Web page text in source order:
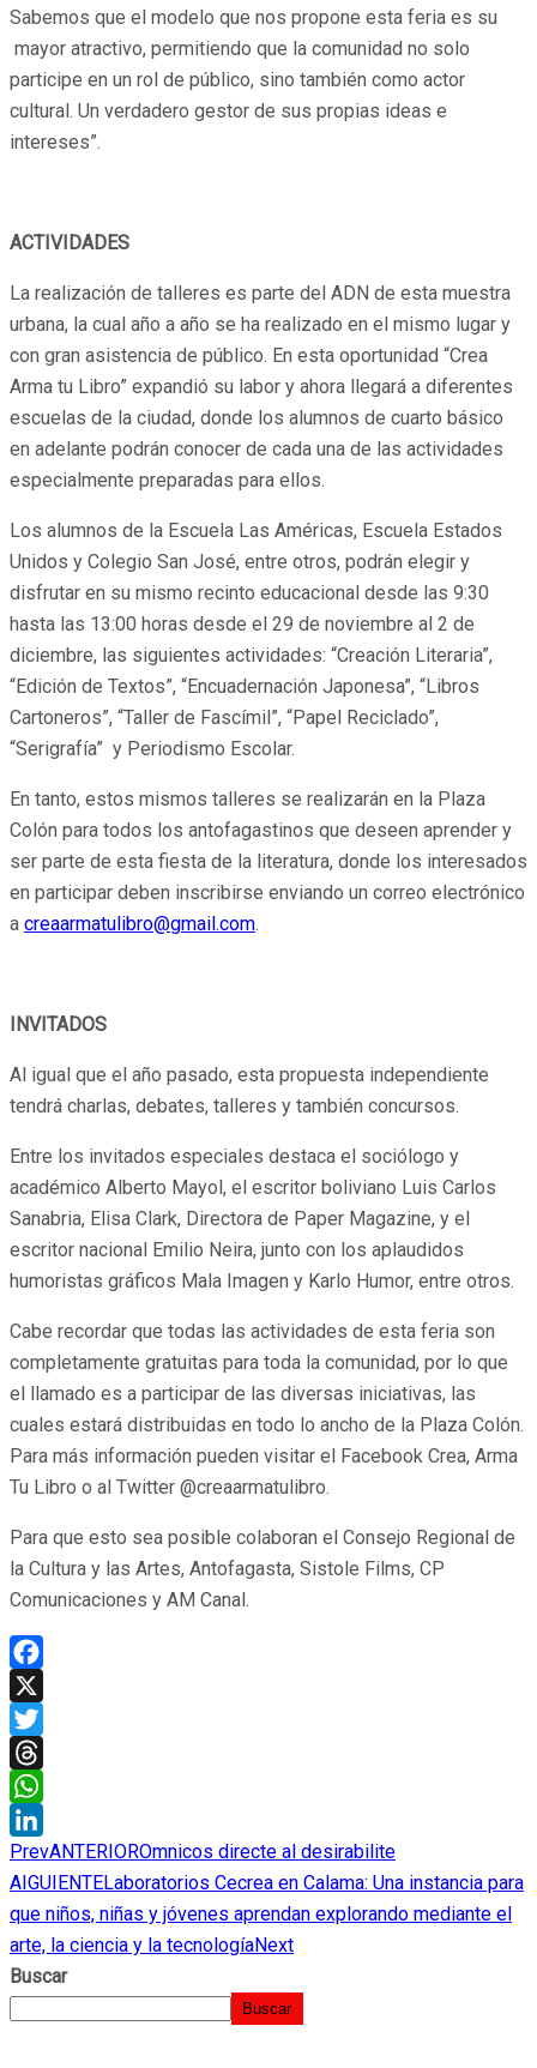
Sabemos que el modelo que nos propone esta feria es su
mayor atractivo, permitiendo que la comunidad no solo
participe en un rol de público, sino también como actor
cultural. Un verdadero gestor de sus propias ideas e
intereses”.
ACTIVIDADES
La realización de talleres es parte del ADN de esta muestra
urbana, la cual año a año se ha realizado en el mismo lugar y
con gran asistencia de público. En esta oportunidad “Crea
Arma tu Libro” expandió su labor y ahora llegará a diferentes
escuelas de la ciudad, donde los alumnos de cuarto básico
en adelante podrán conocer de cada una de las actividades
especialmente preparadas para ellos.
Los alumnos de la Escuela Las Américas, Escuela Estados
Unidos y Colegio San José, entre otros, podrán elegir y
disfrutar en su mismo recinto educacional desde las 9:30
hasta las 13:00 horas desde el 29 de noviembre al 2 de
diciembre, las siguientes actividades: “Creación Literaria”,
“Edición de Textos”, “Encuadernación Japonesa”, “Libros
Cartoneros”, “Taller de Fascímil”, “Papel Reciclado”,
“Serigrafía” y Periodismo Escolar.
En tanto, estos mismos talleres se realizarán en la Plaza
Colón para todos los antofagastinos que deseen aprender y
ser parte de esta fiesta de la literatura, donde los interesados
en participar deben inscribirse enviando un correo electrónico
a creaarmatulibro@gmail.com.
INVITADOS
Al igual que el año pasado, esta propuesta independiente
tendrá charlas, debates, talleres y también concursos.
Entre los invitados especiales destaca el sociólogo y
académico Alberto Mayol, el escritor boliviano Luis Carlos
Sanabria, Elisa Clark, Directora de Paper Magazine, y el
escritor nacional Emilio Neira, junto con los aplaudidos
humoristas gráficos Mala Imagen y Karlo Humor, entre otros.
Cabe recordar que todas las actividades de esta feria son
completamente gratuitas para toda la comunidad, por lo que
el llamado es a participar de las diversas iniciativas, las
cuales estará distribuidas en todo lo ancho de la Plaza Colón.
Para más información pueden visitar el Facebook Crea, Arma
Tu Libro o al Twitter @creaarmatulibro.
Para que esto sea posible colaboran el Consejo Regional de
la Cultura y las Artes, Antofagasta, Sistole Films, CP
Comunicaciones y AM Canal.
Facebook
X
Twitter
Threads
WhatsApp
LinkedIn
PrevANTERIOROmnicos directe al desirabilite
AIGUIENTELaboratorios Cecrea en Calama: Una instancia para
que niños, niñas y jóvenes aprendan explorando mediante el
arte, la ciencia y la tecnologíaNext
Buscar
Buscar